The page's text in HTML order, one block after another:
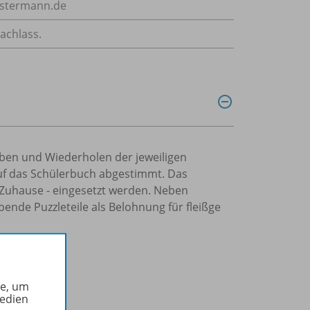
und Wiederholen der jeweiligen
das Schülerbuch abgestimmt. Das
- eingesetzt werden. Neben
Puzzleteile als Belohnung für fleißge
um